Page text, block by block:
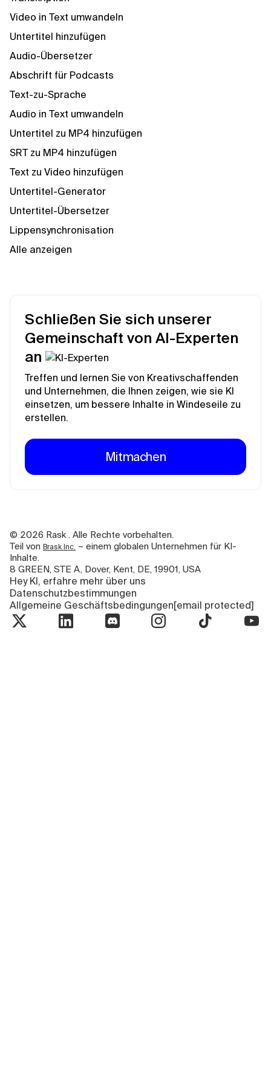
Video in Text umwandeln
Untertitel hinzufügen
Audio-Übersetzer
Abschrift für Podcasts
Text-zu-Sprache
Audio in Text umwandeln
Untertitel zu MP4 hinzufügen
SRT zu MP4 hinzufügen
Text zu Video hinzufügen
Untertitel-Generator
Untertitel-Übersetzer
Lippensynchronisation
Alle anzeigen
Schließen Sie sich unserer
Gemeinschaft von AI-Experten
an
Treffen und lernen Sie von Kreativschaffenden
und Unternehmen, die Ihnen zeigen, wie sie KI
einsetzen, um bessere Inhalte in Windeseile zu
erstellen.
Mitmachen
© 2026 Rask . Alle Rechte vorbehalten.
Teil von Brask Inc.
– einem globalen Unternehmen für KI-
Inhalte.
8 GREEN, STE A, Dover, Kent, DE, 19901, USA
Hey KI, erfahre mehr über uns
Datenschutzbestimmungen
Allgemeine Geschäftsbedingungen[email protected]